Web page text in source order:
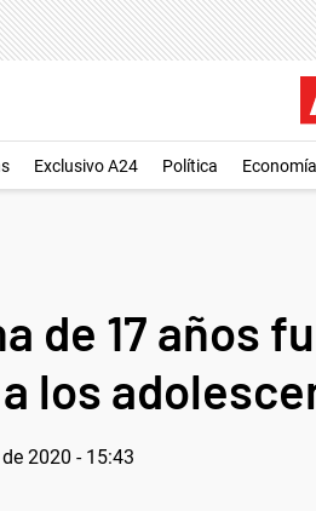
Exclusivo A24 Política Economía
de 17 años
los
2020 - 15:43